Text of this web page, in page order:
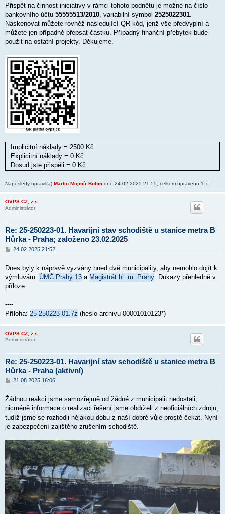
Přispět na činnost iniciativy v rámci tohoto podnětu je možné na číslo
bankovního účtu 55555513/2010, variabilní symbol 2525022301.
Naskenovat můžete rovněž následující QR kód, jenž vše předvyplní a
můžete jen případně přepsat částku. Případný finanční přebytek bude
použit na ostatní projekty. Děkujeme.
Implicitní náklady = 2500 Kč
Explicitní náklady = 0 Kč
Dosud jste přispěli = 0 Kč
Naposledy upravil(a) Martin Mojmír Böhm dne 24.02.2025 21:55, celkem upraveno 1 x.
OVPS.CZ, z.s.
Administrátor
Re: 25-250223-01. Havarijní stav schodiště u stanice metra B
Hůrka - Praha; založeno 23.02.2025
P
ř
s
p
ě
v
24.02.2025 21:52
Dnes byly k nápravě vyzvány hned dvě municipality, aby nemohlo dojít k
výmluvám. ÚMČ Prahy 13 a Magistrát hl. m. Prahy . Důkazy přehledně v
příloze.
----
Příloha: 25-250223-01.7z (heslo archivu 00001010123*)
OVPS.CZ, z.s.
Administrátor
Re: 25-250223-01. Havarijní stav schodiště u stanice metra B
Hůrka - Praha (aktivní)
P
ř
s
p
v
e
21.08.2025 16:06
Žádnou reakci jsme samozřejmě od žádné z municipalit nedostali,
nicméně informace o realizaci řešení jsme obdrželi z neoficiálních zdrojů,
tudíž jsme se rozhodli nějakou dobu z naší dobré vůle prostě čekat. Nyní
je zabezpečení zajištěno zrušením schodiště.